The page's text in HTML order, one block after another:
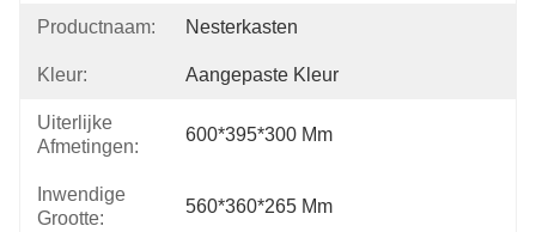
Productnaam: Nesterkasten
Kleur: Aangepaste Kleur
Uiterlijke
Afmetingen:
600*395*300 Mm
Inwendige
Grootte:
560*360*265 Mm